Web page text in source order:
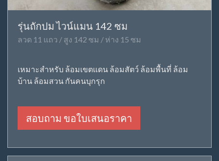
รุ่นถักปม ไวน์แมน 142 ซม
ลวด 11 แถว / สูง 142 ซม / ห่าง 15 ซม
เหมาะสำหรับ ล้อมเขตแดน ล้อมสัตว์ ล้อมพื้นที่ ล้อม
บ้าน ล้อมสวน กันคนบุกรุก
สอบถาม ขอใบเสนอราคา